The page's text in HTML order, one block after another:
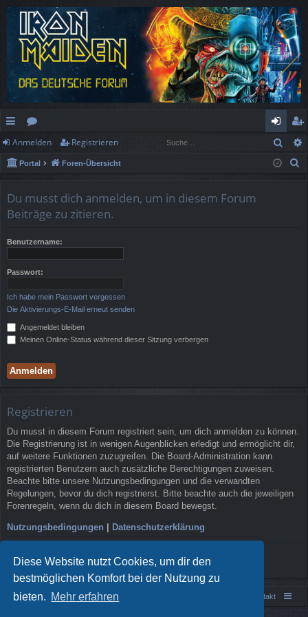
Diese Website nutzt Cookies, um dir den
bestmöglichen Komfort bei der Nutzung zu
bieten. Mehr erfahren
ch
ne
ug
f
or
en
n
m
eg
ist
Anmelden Registrieren
Portal Foren-Übersicht
Du musst dich anmelden, um in diesem Forum
Beiträge zu zitieren.
Benutzername:
Passwort:
Ich habe mein Passwort vergessen
Die Aktivierungs-E-Mail erneut senden
Angemeldet bleiben
Meinen Online-Status während dieser Sitzung verbergen
Registrieren
Du musst in diesem Forum registriert sein, um dich anmelden zu können.
Die Registrierung ist in wenigen Augenblicken erledigt und ermöglicht dir,
auf weitere Funktionen zuzugreifen. Die Board-Administration kann
registrierten Benutzern auch zusätzliche Berechtigungen zuweisen.
Beachte bitte unsere Nutzungsbedingungen und die verwandten
Regelungen, bevor du dich registrierst. Bitte beachte auch die jeweiligen
Forenregeln, wenn du dich in diesem Board bewegst.
Nutzungsbedingungen | Datenschutzerklärung
Registrieren
Portal Foren-Übersicht Kontakt